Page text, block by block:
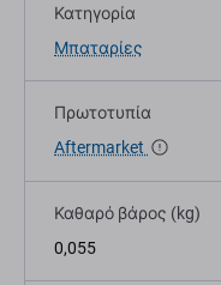
Κατηγορία
Μπαταρίες
Πρωτοτυπία
Aftermarket
Καθαρό βάρος (kg)
0,055